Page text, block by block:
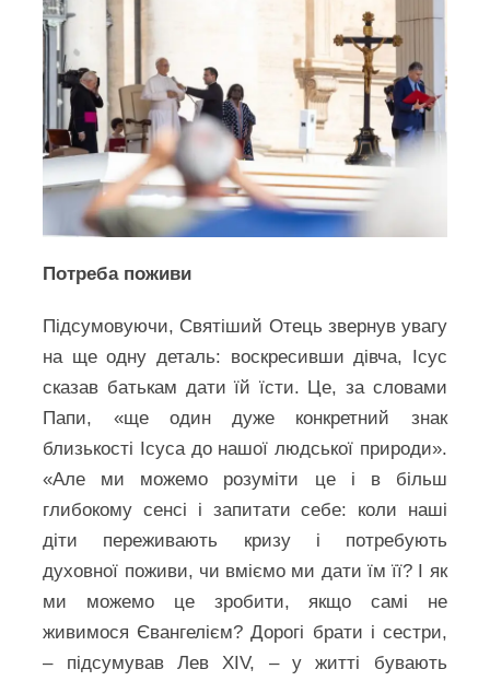
Потреба поживи
Підсумовуючи, Святіший Отець звернув увагу
на ще одну деталь: воскресивши дівча, Ісус
сказав батькам дати їй їсти. Це, за словами
Папи, «ще один дуже конкретний знак
близькості Ісуса до нашої людської природи».
«Але ми можемо розуміти це і в більш
глибокому сенсі і запитати себе: коли наші
діти переживають кризу і потребують
духовної поживи, чи вміємо ми дати їм її? І як
ми можемо це зробити, якщо самі не
живимося Євангелієм? Дорогі брати і сестри,
– підсумував Лев XIV, – у житті бувають